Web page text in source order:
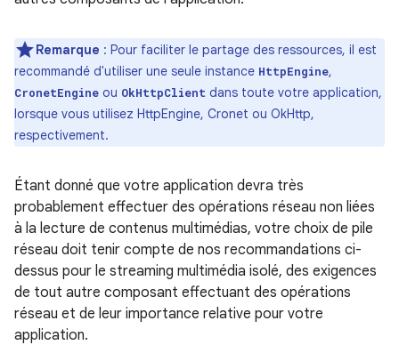
Remarque : Pour faciliter le partage des ressources, il est
recommandé d'utiliser une seule instance HttpEngine,
CronetEngine ou OkHttpClient dans toute votre application,
lorsque vous utilisez HttpEngine, Cronet ou OkHttp,
respectivement.
Étant donné que votre application devra très
probablement effectuer des opérations réseau non liées
à la lecture de contenus multimédias, votre choix de pile
réseau doit tenir compte de nos recommandations ci-
dessus pour le streaming multimédia isolé, des exigences
de tout autre composant effectuant des opérations
réseau et de leur importance relative pour votre
application.